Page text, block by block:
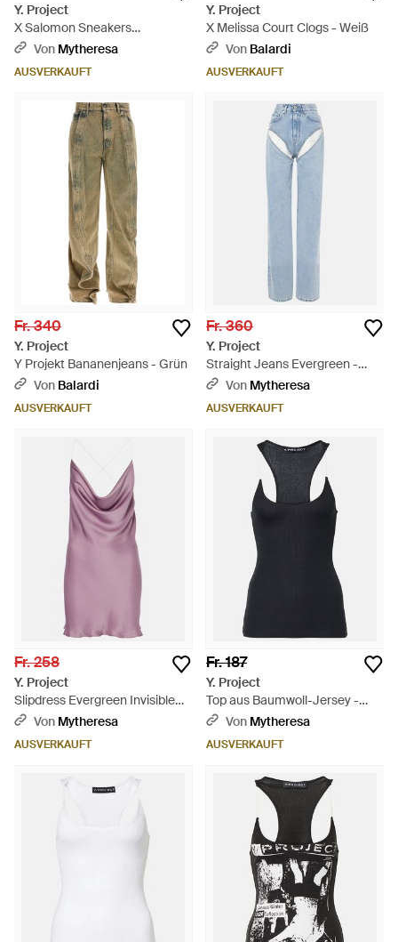
Y. Project
X Salomon Sneakers
Speedcross 3 - Weiß
Von Mytheresa
AUSVERKAUFT
Y. Project
X Melissa Court Clogs - Weiß
Von Balardi
AUSVERKAUFT
Fr. 340
Y. Project
Y Projekt Bananenjeans - Grün
Von Balardi
AUSVERKAUFT
Fr. 360
Y. Project
Straight Jeans Evergreen -
BlauVon Mytheresa
AUSVERKAUFT
Fr. 258
Y. Project
Slipdress Evergreen Invisible
Strap Aus Satin - Lila
Von Mytheresa
AUSVERKAUFT
Fr. 187
Y. Project
Top aus Baumwoll-Jersey -
Schwarz
Von Mytheresa
AUSVERKAUFT